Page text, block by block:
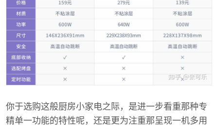
你于选购这般厨房小家电之际，是进一步看重那种专
精单一功能的特性呢，还是更为注重那呈现一机多用